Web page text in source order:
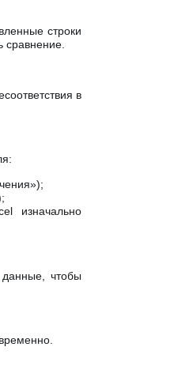
строки
сравнение.
в
изначально
чтобы